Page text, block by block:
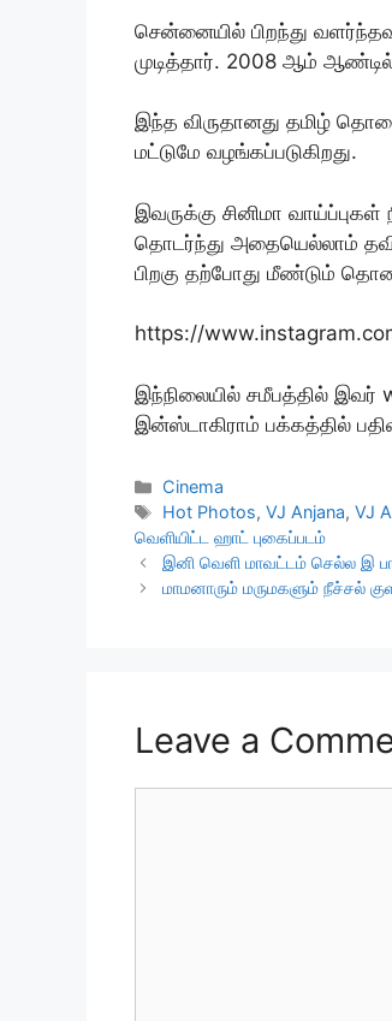
சென்னையில் பிறந்து
முடித்தார். 2008 ஆம்
இந்த விருதானது தமிழ்
மட்டுமே வழங்கப்படுகிறது.
இவருக்கு சினிமா
தொடர்ந்து அதையெல்லாம்
பிறகு தற்போது மீண்டும்
https://
இந்நிலையில் சமீபத்தில் இவர்
இன்ஸ்டாகிராம் பக்கத்தில்
Categories
Cinema
Tags
Hot Photos,VJ Anjana,VJ
வெளியிட்ட ஹாட் புகைப்படம்
இனி வெளி மாவட்டம் செல்ல இ
மாமனாரும் மருமகளும் நீச்சல்
Leave a